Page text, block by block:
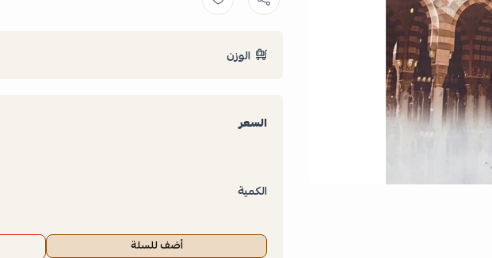
الوزن
السعر
الكمية
أضف للسلة